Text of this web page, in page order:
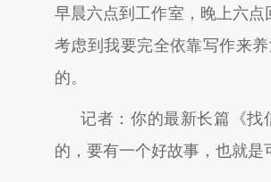
早晨六点到工作室，晚上六
考虑到我要完全依靠写作来
的。
记者：你的最新长篇《找
的，要有一个好故事，也就